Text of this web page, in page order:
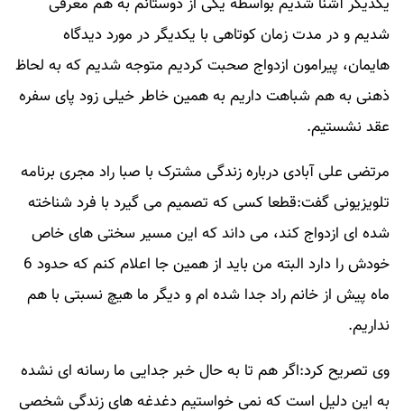
شدیم و در مدت زمان کوتاهی با یکدیگر در مورد دیدگاه
هایمان، پیرامون ازدواج صحبت کردیم متوجه شدیم که به لحاظ
ذهنی به هم شباهت داریم به همین خاطر خیلی زود پای سفره
عقد نشستیم.
مرتضی علی آبادی درباره زندگی مشترک با صبا راد مجری برنامه
تلویزیونی گفت:قطعا کسی که تصمیم می گیرد با فرد شناخته
شده ای ازدواج کند، می داند که این مسیر سختی های خاص
خودش را دارد البته من باید از همین جا اعلام کنم که حدود 6
ماه پیش از خانم راد جدا شده ام و دیگر ما هیچ نسبتی با هم
نداریم.
وی تصریح کرد:اگر هم تا به حال خبر جدایی ما رسانه ای نشده
به این دلیل است که نمی خواستیم دغدغه های زندگی شخصی